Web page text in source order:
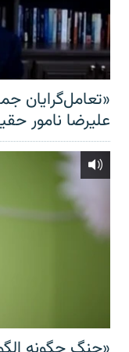
«تعامل‌گرایان
علیرضا نامور